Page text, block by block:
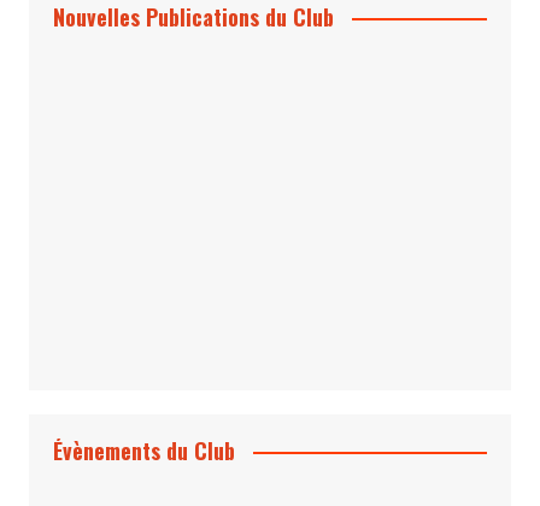
Nouvelles Publications du Club
Évènements du Club